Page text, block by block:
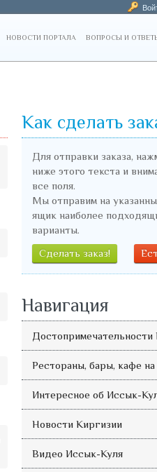
НОВОСТИ ПОРТАЛА ВОПРОСЫ И
Как сделать
Для отправки заказа,
ниже этого текста и
все поля.
Мы отправим на
ящик наиболее
варианты.
Сделать заказ!
Навигация
Рестораны, бары, кафе
Интересное об Иссык-
Новости Киргизии
Видео Иссык-Куля